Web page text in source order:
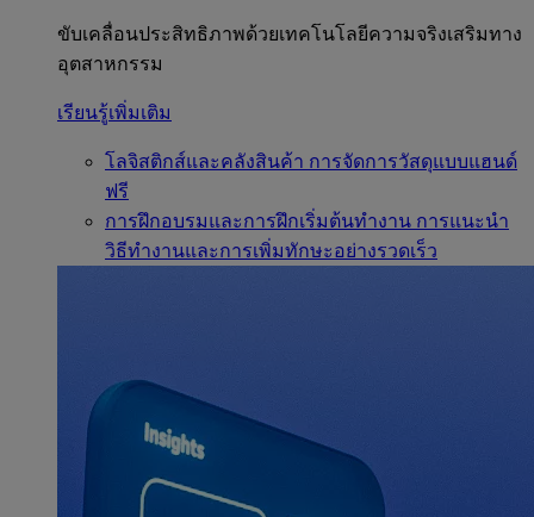
ขับเคลื่อนประสิทธิภาพด้วยเทคโนโลยีความจริงเสริมทาง
อุตสาหกรรม
เรียนรู้เพิ่มเติม
โลจิสติกส์และคลังสินค้า การจัดการวัสดุแบบแฮนด์
ฟรี
การฝึกอบรมและการฝึกเริ่มต้นทำงาน การแนะนำ
วิธีทำงานและการเพิ่มทักษะอย่างรวดเร็ว